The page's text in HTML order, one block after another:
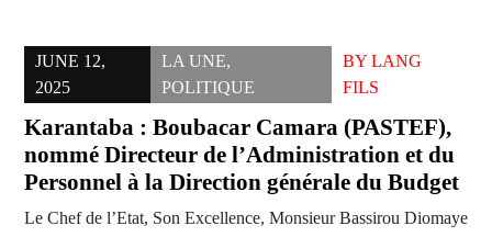
JUNE 12,
2025
LA UNE,
POLITIQUE
BYLANG
FILS
Karantaba : Boubacar Camara (PASTEF),
nommé Directeur de l’Administration et du
Personnel à la Direction générale du Budget
Le Chef de l’Etat, Son Excellence, Monsieur Bassirou Diomaye